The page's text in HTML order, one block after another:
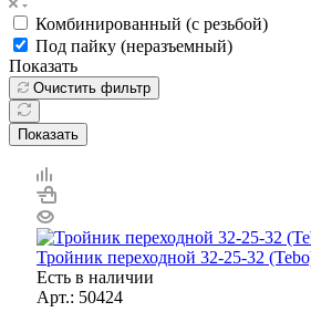
Комбинированный (с резьбой)
Под пайку (неразъемный)
Показать
Очистить фильтр
Показать
Тройник переходной 32-25-32
Есть в наличии
Арт.: 50424